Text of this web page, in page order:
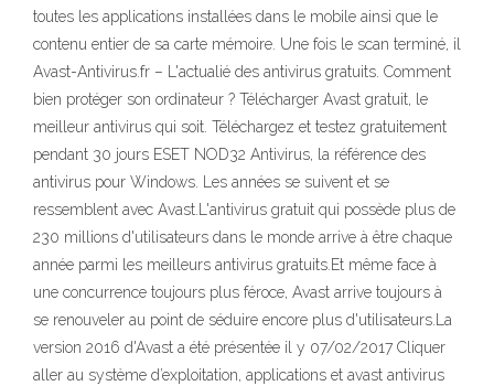
toutes les applications installées dans le mobile ainsi que le
contenu entier de sa carte mémoire. Une fois le scan terminé, il
Avast-Antivirus.fr – L'actualié des antivirus gratuits. Comment
bien protéger son ordinateur ? Télécharger Avast gratuit, le
meilleur antivirus qui soit. Téléchargez et testez gratuitement
pendant 30 jours ESET NOD32 Antivirus, la référence des
antivirus pour Windows. Les années se suivent et se
ressemblent avec Avast.L'antivirus gratuit qui possède plus de
230 millions d'utilisateurs dans le monde arrive à être chaque
année parmi les meilleurs antivirus gratuits.Et même face à
une concurrence toujours plus féroce, Avast arrive toujours à
se renouveler au point de séduire encore plus d'utilisateurs.La
version 2016 d'Avast a été présentée il y 07/02/2017 Cliquer
aller au système d’exploitation, applications et avast antivirus